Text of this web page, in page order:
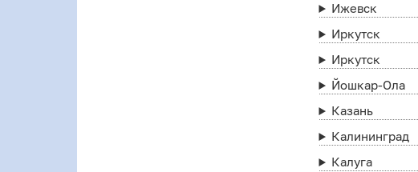
Ижевск
Иркутск
Иркутск
Йошкар-Ола
Казань
Калининград
Калуга